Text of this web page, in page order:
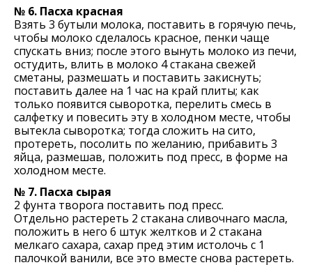
№ 6. Пасха красная
Взять 3 бутыли молока, поставить в горячую печь,
чтобы молоко сделалось красное, пенки чаще
спускать вниз; после этого вынуть молоко из печи,
остудить, влить в молоко 4 стакана свежей
сметаны, размешать и поставить закиснуть;
поставить далее на 1 час на край плиты; как
только появится сыворотка, перелить смесь в
салфетку и повесить эту в холодном месте, чтобы
вытекла сыворотка; тогда сложить на сито,
протереть, посолить по желанию, прибавить 3
яйца, размешав, положить под пресс, в форме на
холодном месте.
№ 7. Пасха сырая
2 фунта творога поставить под пресс.
Отдельно растереть 2 стакана сливочнаго масла,
положить в него 6 штук желтков и 2 стакана
мелкаго сахара, сахар пред этим истолочь с 1
палочкой ванили, все это вместе снова растереть.